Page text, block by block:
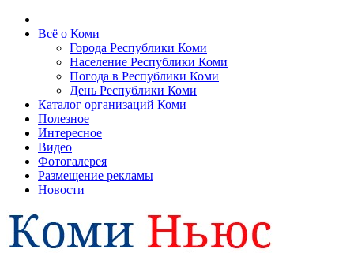
Всё о Коми
Города Республики Коми
Население Республики Коми
Погода в Республики Коми
День Республики Коми
Каталог организаций Коми
Полезное
Интересное
Видео
Фотогалерея
Размещение рекламы
Новости